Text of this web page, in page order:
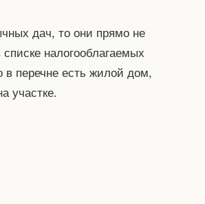
дач, то они прямо не
налогооблагаемых
в перечне есть жилой дом,
участке.